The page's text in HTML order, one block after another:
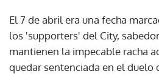
El 7 de abril era una fecha
los 'supporters' del City,
mantienen la impecable racha
quedar sentenciada en el duelo